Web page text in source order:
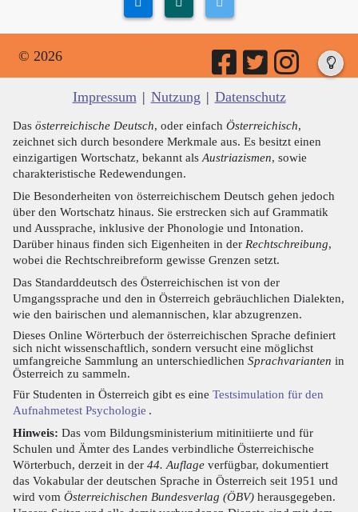
© 2026
Impressum | Nutzung | Datenschutz
Das österreichische Deutsch, oder einfach Österreichisch,
zeichnet sich durch besondere Merkmale aus. Es besitzt einen
einzigartigen Wortschatz, bekannt alsAustriazismen, sowie
charakteristische Redewendungen.
Die Besonderheiten von österreichischem Deutsch gehen jedoch
über den Wortschatz hinaus. Sie erstrecken sich auf Grammatik
und Aussprache, inklusive der Phonologie und Intonation.
Darüber hinaus finden sich Eigenheiten in der Rechtschreibung,
wobei die Rechtschreibreform gewisse Grenzen setzt.
Das Standarddeutsch des Österreichischen ist von der
Umgangssprache und den in Österreich gebräuchlichen Dialekten,
wie den bairischen und alemannischen, klar abzugrenzen.
Dieses Online Wörterbuch der österreichischen Sprache definiert
sich nicht wissenschaftlich, sondern versucht eine möglichst
umfangreiche Sammlung an unterschiedlichen Sprachvarianten in
Österreich zu sammeln.
Für Studenten in Österreich gibt es eine Testsimulation für den
Aufnahmetest Psychologie .
Hinweis: Das vom Bildungsministerium mitinitiierte und für
Schulen und Ämter des Landes verbindliche Österreichische
Wörterbuch, derzeit in der 44. Auflage verfügbar, dokumentiert
das Vokabular der deutschen Sprache in Österreich seit 1951 und
wird vom Österreichischen Bundesverlag (ÖBV) herausgegeben.